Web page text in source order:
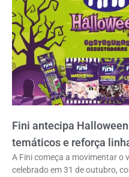
Fini antecipa
temáticos e reforça
A Fini começa a movimentar o
celebrado em 31 de outubro,